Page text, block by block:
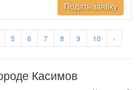
5 6 7 8 9 10 ›
Подать заявку
Касимов